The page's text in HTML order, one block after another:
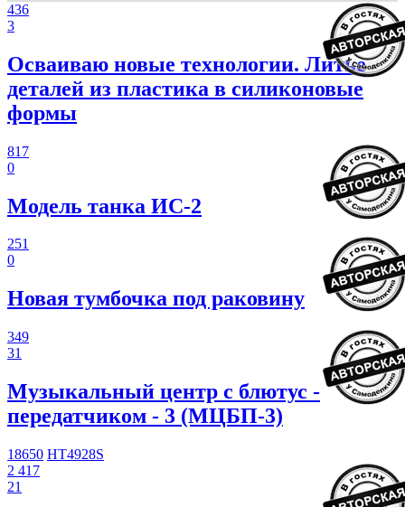
436
3
Осваиваю новые технологии. Литье
деталей из пластика в силиконовые
формы
817
0
Модель танка ИС-2
251
0
Новая тумбочка под раковину
349
31
Музыкальный центр с блютус -
передатчиком - 3 (МЦБП-3)
18650 HT4928S
2 417
21